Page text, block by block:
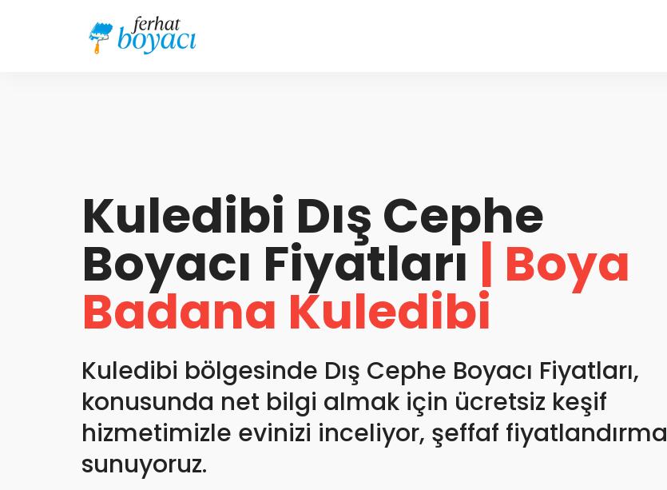
Kuledibi Dış Cephe
Boyacı Fiyatları | Boya
Badana Kuledibi
Kuledibi bölgesinde Dış Cephe Boyacı Fiyatları,
konusunda net bilgi almak için ücretsiz keşif
hizmetimizle evinizi inceliyor, şeffaf fiyatlandırma
sunuyoruz.